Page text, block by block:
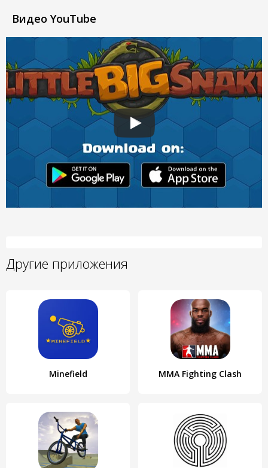
Видео YouTube
Другие приложения
Minefield MMA Fighting Clash